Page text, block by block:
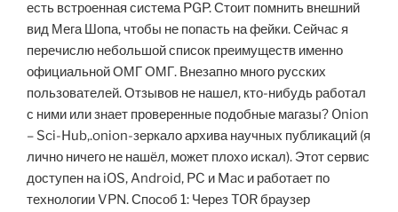
есть встроенная система PGP. Стоит помнить внешний
вид Мега Шопа, чтобы не попасть на фейки. Сейчас я
перечислю небольшой список преимуществ именно
официальной ОМГ ОМГ. Внезапно много русских
пользователей. Отзывов не нашел, кто-нибудь работал
с ними или знает проверенные подобные магазы? Onion
– Sci-Hub,.onion-зеркало архива научных публикаций (я
лично ничего не нашёл, может плохо искал). Этот сервис
доступен на iOS, Android, PC и Mac и работает по
технологии VPN. Способ 1: Через TOR браузер